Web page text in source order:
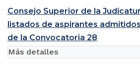
Consejo Superior de la
listados de aspirantes
de la Convocatoria 28
Más detalles